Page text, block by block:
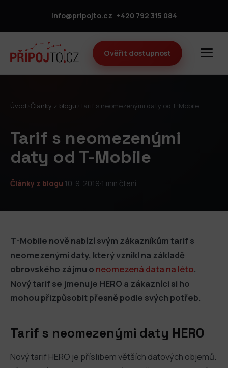
info@pripojto.cz +420 792 315 084
Ověřit dostupnost
Úvod Články z blogu Tarif s neomezenými daty od T-Mobile
Tarif s neomezenými
daty od T-Mobile
Články z blogu·10. 9. 2019·1 min čtení
T-Mobile nově nabízí svým zákazníkům tarif s
neomezenými daty, který vznikl na základě
obrovského zájmu o neomezená data na léto.
Nový tarif se jmenuje HERO a zákazníci si ho
mohou přizpůsobit přesně podle svých potřeb.
Tarif s neomezenými daty HERO
Nový tarif HERO je příslibem větších datových objemů.